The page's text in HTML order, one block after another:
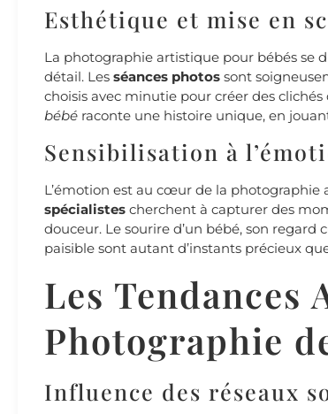
Esthétique et mise en
La photographie artistique pour bébés se
détail. Les séances photos sont
choisis avec minutie pour créer des
bébé raconte une histoire unique, en
Sensibilisation à
L’émotion est au cœur de la photographie
spécialistes cherchent à capturer des
douceur. Le sourire d’un bébé, son
paisible sont autant d’instants précieux
Les Tendances
Photographie
Influence des réseaux